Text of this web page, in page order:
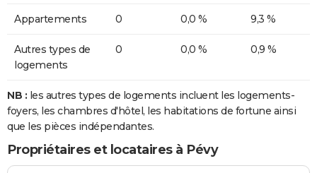
Appartements 0 0,0 % 9,3 %
Autres types de
logements
0 0,0 % 0,9 %
NB : les autres types de logements incluent les logements-
foyers, les chambres d'hôtel, les habitations de fortune ainsi
que les pièces indépendantes.
Propriétaires et locataires à Pévy